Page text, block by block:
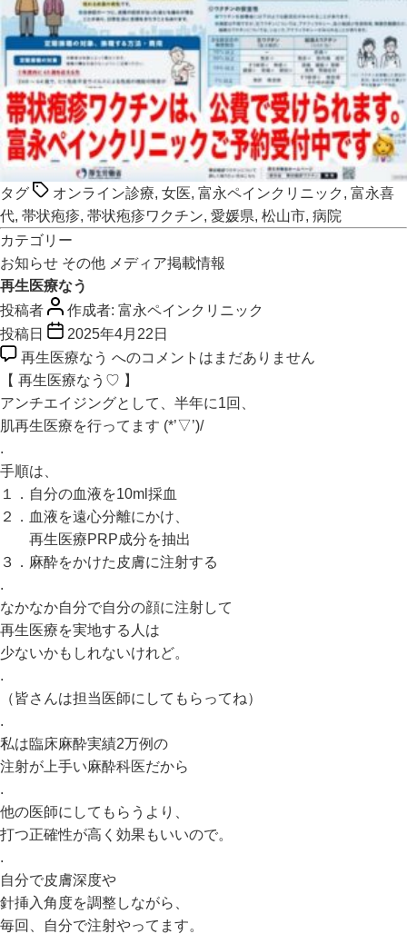
タグ オンライン診療, 女医, 富永ペインクリニック , 富永喜
代, 帯状疱疹, 帯状疱疹ワクチン, 愛媛県, 松山市, 病院
カテゴリー
お知らせ その他 メディア掲載情報
再生医療なう
投稿者
作成者: 富永ペインクリニック
投稿日
2025年4月22日
再生医療なう へのコメントはまだありません
【 再生医療なう♡ 】
アンチエイジングとして、半年に1回、
肌再生医療を行ってます (*’▽’)/
.
手順は、
１．自分の血液を10ml採血
２．血液を遠心分離にかけ、
再生医療PRP成分を抽出
３．麻酔をかけた皮膚に注射する
.
なかなか自分で自分の顔に注射して
再生医療を実地する人は
少ないかもしれないけれど。
.
（皆さんは担当医師にしてもらってね）
.
私は臨床麻酔実績2万例の
注射が上手い麻酔科医だから
.
他の医師にしてもらうより、
打つ正確性が高く効果もいいので。
.
自分で皮膚深度や
針挿入角度を調整しながら、
毎回、自分で注射やってます。